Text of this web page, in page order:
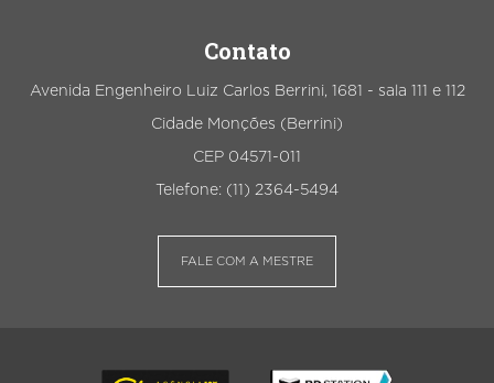
Contato
Avenida Engenheiro Luiz Carlos Berrini, 1681 - sala 111 e 112
Cidade Monções (Berrini)
CEP 04571-011
Telefone: (11) 2364-5494
FALE COM A MESTRE